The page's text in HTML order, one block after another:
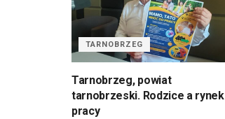
TARNOBRZEG
Tarnobrzeg, powiat
tarnobrzeski. Rodzice a rynek
pracy